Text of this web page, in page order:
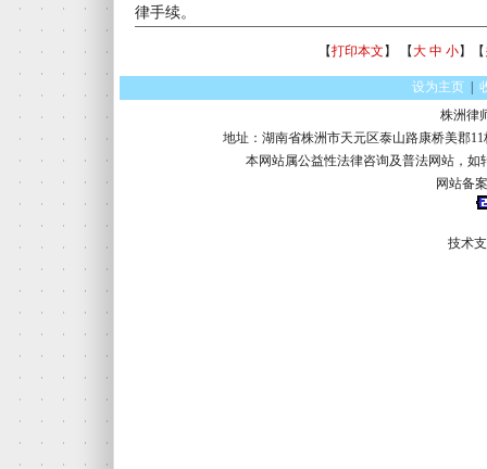
律手续。
【打印本文 】 【大 中 小】【
设为主页
株洲律
地址：湖南省株洲市天元区泰山路康桥美郡11
本网站属公益性法律咨询及普法网站，
网站备
技术